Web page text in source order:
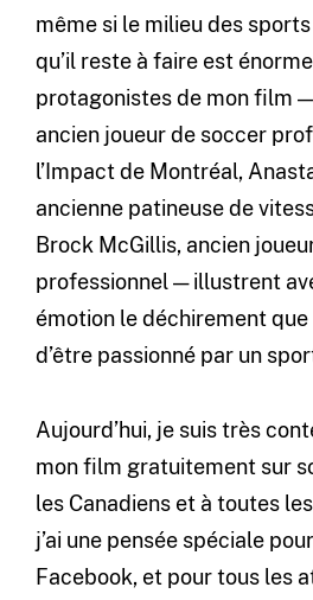
même si le milieu des
qu’il reste à faire est
protagonistes de mon film
ancien joueur de soccer
l’Impact de Montréal,
ancienne patineuse de
Brock McGillis, ancien
professionnel — illustrent
émotion le déchirement
d’être passionné par un
Aujourd’hui, je suis très
mon film gratuitement sur
les Canadiens et à toutes
j’ai une pensée spéciale
Facebook, et pour tous les